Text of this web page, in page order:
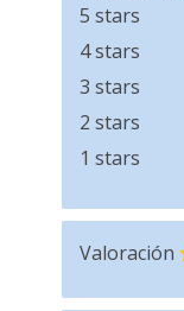
5 stars
4 stars
3 stars
2 stars
1 stars
Valoración